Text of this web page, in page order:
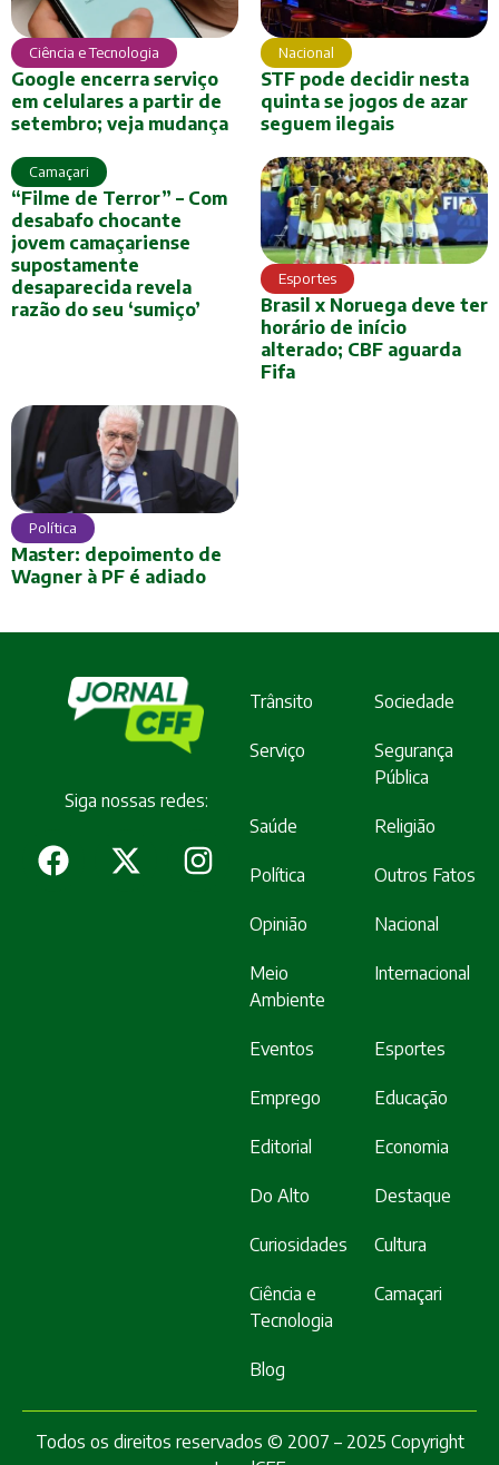
Ciência e Tecnologia
Google encerra serviço
em celulares a partir de
setembro; veja mudança
Nacional
STF pode decidir nesta
quinta se jogos de azar
seguem ilegais
Camaçari
“Filme de Terror” – Com
desabafo chocante
jovem camaçariense
supostamente
desaparecida revela
razão do seu ‘sumiço’
Esportes
Brasil x Noruega deve ter
horário de início
alterado; CBF aguarda
Fifa
Política
Master: depoimento de
Wagner à PF é adiado
Siga nossas redes:
Trânsito Sociedade
Serviço
Segurança
Pública
Saúde Religião
Política Outros Fatos
Opinião Nacional
Meio
Ambiente
Internacional
Eventos Esportes
Emprego Educação
Editorial Economia
Do Alto Destaque
Curiosidades Cultura
Ciência e
Tecnologia
Camaçari
Blog
Todos os direitos reservados © 2007 – 2025 Copyright